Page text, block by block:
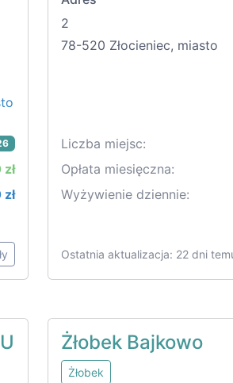
2
78-520 Złocieniec, miasto
Liczba miejsc:
Opłata miesięczna:
Wyżywienie dziennie:
Ostatnia aktualizacja: 22 dni
Żłobek Bajkowo
Żłobek